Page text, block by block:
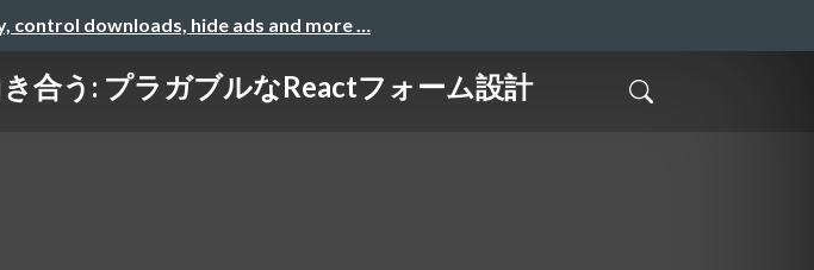
control downloads, hide ads and more …
合う: プラガブルなReactフォーム設計